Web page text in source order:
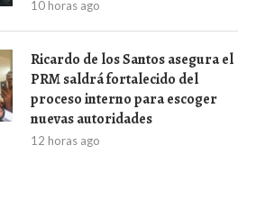
10 horas ago
Ricardo de los Santos asegura el
PRM saldrá fortalecido del
proceso interno para escoger
nuevas autoridades
12 horas ago